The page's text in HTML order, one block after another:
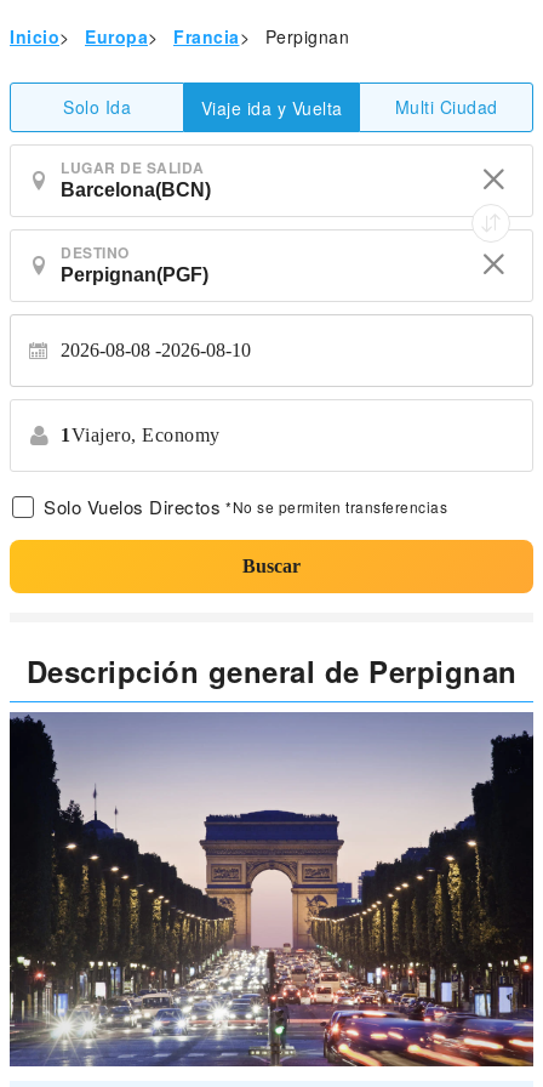
Inicio> Europa> Francia> Perpignan
Solo Ida Viaje ida y Vuelta Multi Ciudad
LUGAR DE SALIDA
DESTINO
2026-08-08 2026-08-10
1Viajero, Economy
Solo Vuelos Directos *No se permiten transferencias
Buscar
Descripción general de Perpignan